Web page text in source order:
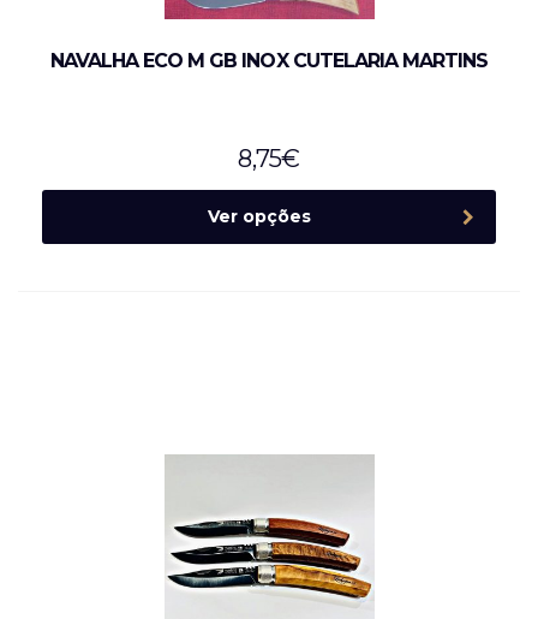
NAVALHA ECO M GB INOX CUTELARIA MARTINS
8,75€
Ver opções